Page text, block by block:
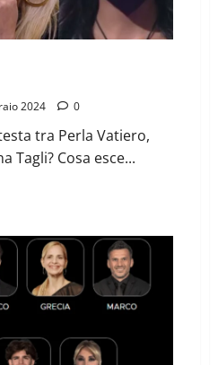
2024 0
tra Perla Vatiero,
Tagli? Cosa esce...